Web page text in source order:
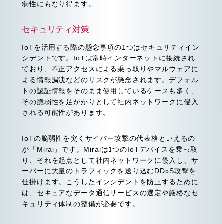
弱性にもなり得ます。
セキュリティ対策
IoTを活用する際の懸念事項の1つはセキュリティイン
シデントです。IoTは常時インターネットに接続され
ており、不正アクセスによる乗っ取りやマルウェアに
よる情報漏洩などのリスクが懸念されます。デフォル
トの認証情報をそのまま使用しているケースも多く、
その脆弱性を足がかりとして社内ネットワークに侵入
される可能性があります。
IoTの脆弱性を突くサイバー攻撃の代表格といえるの
が「Mirai」です。Miraiは1つのIoTデバイスを乗っ取
り、それを起点として社内ネットワークに侵入し、サ
ーバーに大量のトラフィックを送り込むDDoS攻撃を
仕掛けます。こうしたインシデントを防止するために
は、セキュアなデータ通信サービスの選定や厳格なセ
キュリティ体制の整備が必要です。